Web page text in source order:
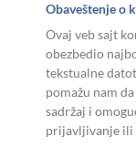
POVRAT ROBE
USLOVI
Obaveštenje o
Ovaj veb sajt
obezbedio
tekstualne
pomažu nam
sadržaj i
prijavljivanje ili